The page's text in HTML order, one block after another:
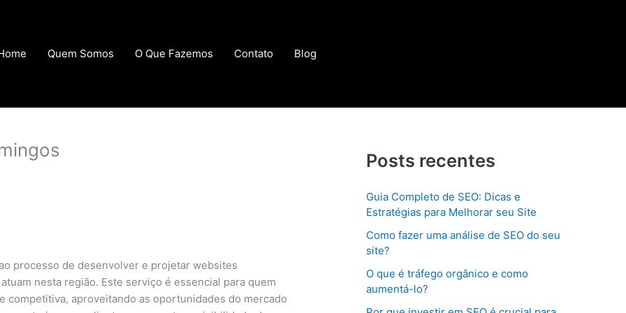
Quem Somos O Que Fazemos Contato Blog
processo de desenvolver e projetar websites
nesta região. Este serviço é essencial para quem
competitiva, aproveitando as oportunidades do mercado
Posts recentes
Guia Completo de SEO: Dicas e
Estratégias para Melhorar seu Site
Como fazer uma análise de SEO do seu
site?
O que é tráfego orgânico e como
aumentá-lo?